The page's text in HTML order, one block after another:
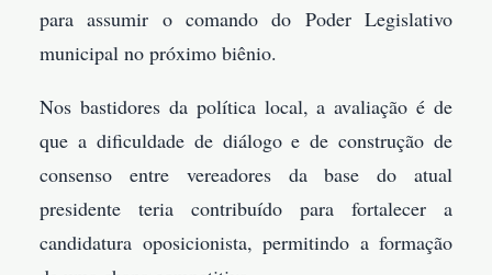
para assumir o comando do Poder Legislativo
municipal no próximo biênio.
Nos bastidores da política local, a avaliação é de
que a dificuldade de diálogo e de construção de
consenso entre vereadores da base do atual
presidente teria contribuído para fortalecer a
candidatura oposicionista, permitindo a formação